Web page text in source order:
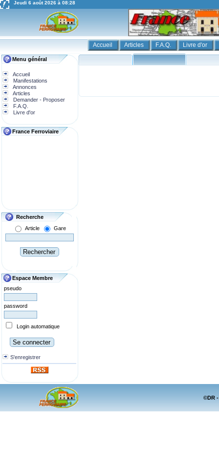
Jeudi 6 août 2026 à 08:28
Accueil Articles F.A.Q. Livre d'or
Menu général
Accueil
Manifestations
Annonces
Articles
Demander - Proposer
F.A.Q.
Livre d'or
France Ferroviaire
Recherche
Article
Gare
Espace Membre
pseudo
password
Login automatique
S'enregistrer
©DR